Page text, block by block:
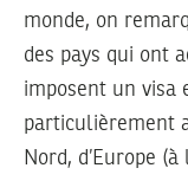
monde, on
des pays qui ont
imposent un visa
particulièrement
Nord, d’Europe